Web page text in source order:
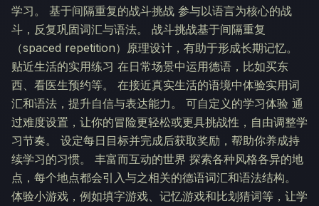
学习。 基于间隔重复的战斗挑战 参与以语言为核心的战
斗，反复巩固词汇与语法。 战斗挑战基于间隔重复
（spaced repetition）原理设计，有助于形成长期记忆。
贴近生活的实用练习 在日常场景中运用德语，比如买东
西、看医生预约等。 在接近真实生活的语境中体验实用词
汇和语法，提升自信与表达能力。 可自定义的学习体验 通
过难度设置，让你的冒险更轻松或更具挑战性，自由调整学
习节奏。 设定每日目标并完成后获取奖励，帮助你养成持
续学习的习惯。 丰富而互动的世界 探索各种风格各异的地
点，每个地点都会引入与之相关的德语词汇和语法结构。
体验小游戏，例如填字游戏、记忆游戏和比划猜词等，让学